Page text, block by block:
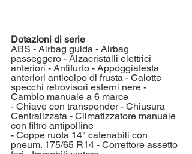
Dotazioni di serie
ABS - Airbag guida - Airbag
passeggero - Alzacristalli elettrici
anteriori - Antifurto - Appoggiatesta
anteriori anticolpo di frusta - Calotte
specchi retrovisori esterni nere -
Cambio manuale a 6 marce
- Chiave con transponder - Chiusura
Centralizzata - Climatizzatore manuale
con filtro antipolline
- Coppe ruota 14" catenabili con
pneum. 175/65 R14 - Correttore assetto